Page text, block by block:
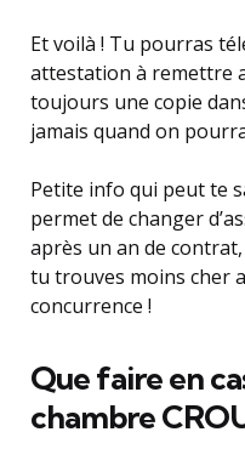
Et voilà ! Tu pourras
attestation à remettre
toujours une copie
jamais quand on
Petite info qui peut te
permet de changer
après un an de
tu trouves moins cher
concurrence !
Que faire en
chambre